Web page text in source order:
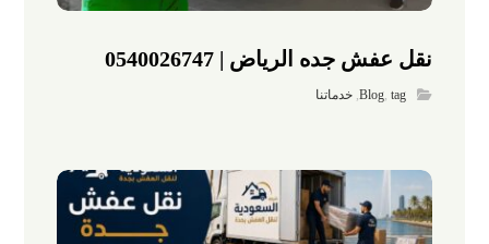
نقل عفش جده الرياض | 0540026747
Blog, tag
,خدماتنا